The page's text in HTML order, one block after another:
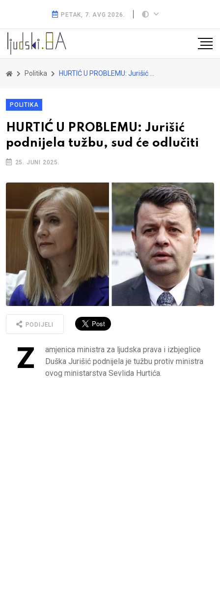
PETAK, 7. AVG 2026.
Politika HURTIĆ U PROBLEMU: Jurišić podnijela tužbu, sud će odlučiti
POLITIKA
HURTIĆ U PROBLEMU: Jurišić
podnijela tužbu, sud će odlučiti
25. JUNI 2025.
PODIJELI
Z
amjenica ministra za ljudska prava i izbjeglice
Duška Jurišić podnijela je tužbu protiv ministra
ovog ministarstva Sevlida Hurtića.